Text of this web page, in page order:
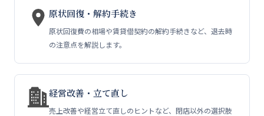
原状回復・解約手続き
原状回復費の相場や賃貸借契約の解約手続きなど、退去時
の注意点を解説します。
経営改善・立て直し
売上改善や経営立て直しのヒントなど、閉店以外の選択肢